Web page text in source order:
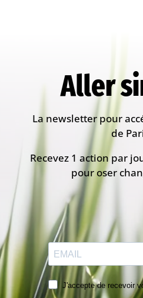
Aller
La newsletter pour
de
Recevez 1 action par
pour oser
J'accepte de recevoir